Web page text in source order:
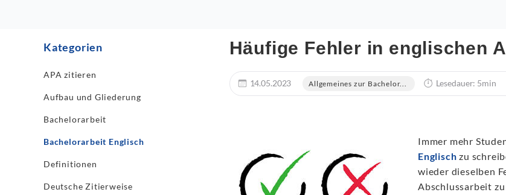
Kategorien
APA zitieren
Aufbau und Gliederung
Bachelorarbeit
Bachelorarbeit Englisch
Definitionen
Deutsche Zitierweise
Häufige Fehler in englischen
14.05.2023 Allgemeines zur Bachelor... Lesedauer: 5min
Immer mehr
Englisch zu
wieder dieselben
Abschlussarbeit